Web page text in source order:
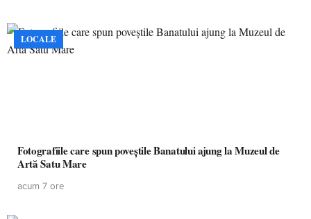
LOCALE
Fotografiile care spun poveștile Banatului ajung la Muzeul de
Artă Satu Mare
acum 7 ore